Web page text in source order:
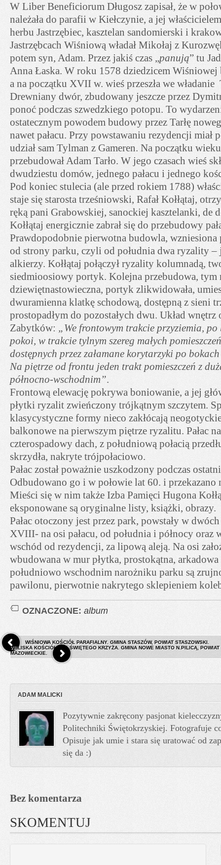
W Liber Beneficiorum Długosz zapisał, że w
należała do parafii w Kiełczynie, a jej
herbu Jastrzębiec, kasztelan sandomierski i
Jastrzębcach Wiśniową władał Mikołaj z
potem syn, Adam. Przez jakiś czas „panują” tu
Anna Łaska. W roku 1578 dziedzicem
a na początku XVII w. wieś przeszła we władanie
Drewniany dwór, zbudowany jeszcze przez
ponoć podczas szwedzkiego potopu. To
ostatecznym powodem budowy przez Tarłę
nawet pałacu. Przy powstawaniu rezydencji miał
udział sam Tylman z Gameren. Na początku
przebudował Adam Tarło. W jego czasach wieś
dwudziestu domów, jednego pałacu i jednego
Pod koniec stulecia (ale przed rokiem 1788)
staje się starosta trześniowski, Rafał Kołłątaj,
ręką pani Grabowskiej, sanockiej kasztelanki, de
Kołłątaj energicznie zabrał się do przebudowy
Prawdopodobnie pierwotna budowla, wzniesiona
od strony parku, czyli od południa dwa ryzality –
alkierzy. Kołłątaj połączył ryzality kolumnadą,
siedmioosiowy portyk. Kolejna przebudowa, tym
dziewiętnastowieczna, portyk zlikwidowała,
dwuramienna klatkę schodową, dostępną z sieni
prostopadłym do pozostałych dwu. Układ
Zabytków: „We frontowym trakcie przyziemia,
pokoi, w trakcie tylnym szereg małych
dostępnych przez załamane korytarzyki po
Na piętrze od frontu jeden trakt pomieszczeń z
północno-wschodnim”.
Frontową elewację pokrywa boniowanie, a jej
płytki ryzalit zwieńczony trójkątnym szczytem.
klasycystyczne formy nieco zakłócają
balkonowe na pierwszym piętrze ryzalitu. Pałac
czterospadowy dach, z południową połacią
skrzydła, nakryte trójpołaciowo.
Pałac został poważnie uszkodzony podczas
Odbudowano go i w połowie lat 60. i przekazano
Mieści się w nim także Izba Pamięci Hugona
eksponowane są oryginalne listy, książki, obrazy.
Pałac otoczony jest przez park, powstały w
XVIII- na osi pałacu, od południa i północy oraz
wschód od rezydencji, za lipową aleją. Na osi
wbudowana w mur płytka, prostokątna,
południowo wschodnim narożniku parku są
pawilonu, pierwotnie nakrytego sklepieniem
OZNACZONE: album
WIŚNIOWA KOŚCIÓŁ PARAFIALNY. GMINA STASZÓW, POWIAT STASZOWSKI.
WALISKA KOŚCIÓŁ P.W. ŚWIĘTEGO KRZYŻA. GMINA NOWE MIASTO N.PILICĄ,
MAZOWIECKIE.
ADAM MALICKI
Pozytywnie zakręcony pasjonat
Politechniki Świętokrzyskiej. Fotografuje
Opisuje jak umie i stara się uratować od
się da :)
Bez komentarza
SKOMENTUJ